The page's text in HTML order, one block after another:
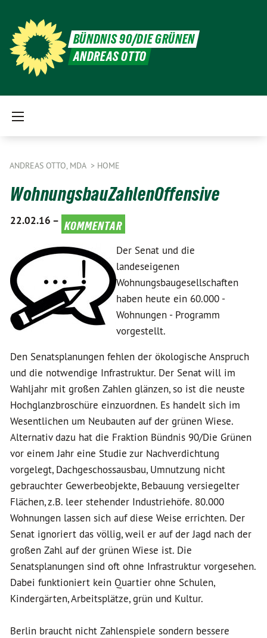
BÜNDNIS 90/DIE GRÜNEN
ANDREAS OTTO
ANDREAS OTTO, MDA HOME
WohnungsbauZahlenOffensive
22.02.16 – kommentar
Der Senat und die
landeseigenen
Wohnungsbaugesellschaften
haben heute ein 60.000 -
Wohnungen - Programm
vorgestellt.
Den Senatsplanungen fehlen der ökologische Anspruch
und die notwendige Infrastruktur. Der Senat will im
Wahljahr mit großen Zahlen glänzen, so ist die neuste
Hochglanzbroschüre einzuordnen. Es handelt sich im
Wesentlichen um Neubauten auf der grünen Wiese.
Alternativ dazu hat die Fraktion Bündnis 90/Die Grünen
vor einem Jahr eine Studie zur Nachverdichtung
vorgelegt, Dachgeschossausbau, Umnutzung nicht
gebrauchter Gewerbeobjekte, Bebauung versiegelter
Flächen, z.B. leer stehender Industriehöfe. 80.000
Wohnungen lassen sich auf diese Weise errichten. Der
Senat ignoriert das völlig, weil er auf der Jagd nach der
großen Zahl auf der grünen Wiese ist. Die
Senatsplanungen sind oft ohne Infrastruktur vorgesehen.
Dabei funktioniert kein Quartier ohne Schulen,
Kindergärten, Arbeitsplätze, grün und Kultur.
Berlin braucht nicht Zahlenspiele sondern bessere